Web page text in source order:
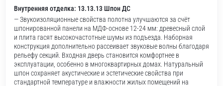
Внутренняя отделка: 13.13.13 Шпон ДС
— Звукоизоляционные свойства полотна улучшаются за счёт
шпонированной панели на МДФ-основе 12-24 мм: древесный слой
и плита гасят высокочастотные шумы из подъезда. Наборная
конструкция дополнительно рассеивает звуковые волны благодаря
рельефу секций. Входная дверь становится комфортнее в
эксплуатации, особенно в многоквартирных домах. Натуральный
шпон сохраняет акустические и эстетические свойства при
стандартной температуре и влажности жилых помещений на